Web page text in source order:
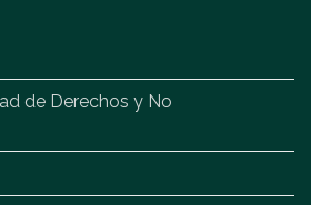
de Derechos y No